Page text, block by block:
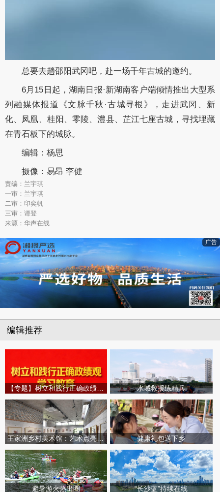
总要去趟邵阳武冈吧，赴一场千年古城的邀约。
6月15日起，湖南日报·新湖南客户端倾情推出大型系
列融媒体报道《文脉千秋·古城寻根》，走进武冈、新
化、凤凰、桂阳、零陵、澧县、芷江七座古城，寻找埋藏
在青石板下的城脉。
编辑：杨思
摄像：易昂 李健
责编：兰宇琪
一审：兰宇琪
二审：印奕帆
三审：谭登
来源：华声在线
广告
编辑推荐
水域救援练精兵
王家洲乡村美术馆：艺术点亮田园乡村 健康礼包送下乡
避暑游火热出圈 “长沙蓝”持续在线